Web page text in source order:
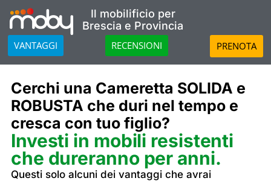
Il mobilificio per
Brescia e Provincia
VANTAGGI RECENSIONI PRENOTA
Cerchi una Cameretta SOLIDA e
ROBUSTA che duri nel tempo e
cresca con tuo figlio?
Investi in mobili resistenti
che dureranno per anni.
Questi solo alcuni dei vantaggi che avrai